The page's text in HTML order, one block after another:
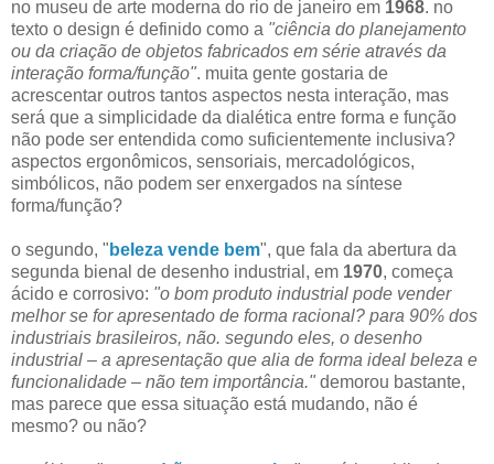
no museu de arte moderna do rio de janeiro em 1968. no
texto o design é definido como a "ciência do planejamento
ou da criação de objetos fabricados em série através da
interação forma/função". muita gente gostaria de
acrescentar outros tantos aspectos nesta interação, mas
será que a simplicidade da dialética entre forma e função
não pode ser entendida como suficientemente inclusiva?
aspectos ergonômicos, sensoriais, mercadológicos,
simbólicos, não podem ser enxergados na síntese
forma/função?
o segundo, " beleza vende bem", que fala da abertura da
segunda bienal de desenho industrial, em 1970, começa
ácido e corrosivo: "o bom produto industrial pode vender
melhor se for apresentado de forma racional? para 90% dos
industriais brasileiros, não. segundo eles, o desenho
industrial – a apresentação que alia de forma ideal beleza e
funcionalidade – não tem importância." demorou bastante,
mas parece que essa situação está mudando, não é
mesmo? ou não?